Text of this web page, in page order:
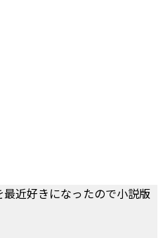
最近好きになったので小説版